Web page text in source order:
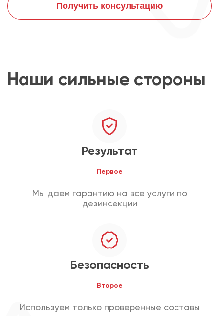
Получить консультацию
Наши сильные стороны
Результат
Первое
Мы даем гарантию на все услуги по
дезинсекции
Безопасность
Второе
Используем только проверенные составы